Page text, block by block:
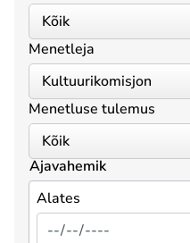
Menetleja
Menetluse tulemus
Ajavahemik
Alates